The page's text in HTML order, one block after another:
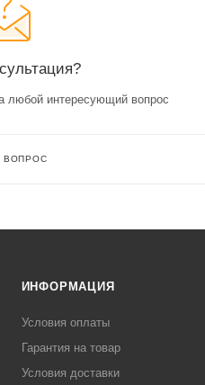
любой интересующий вопрос
ВОПРОС
ИНФОРМАЦИЯ
Условия оплаты
Гарантия на товар
Условия доставки